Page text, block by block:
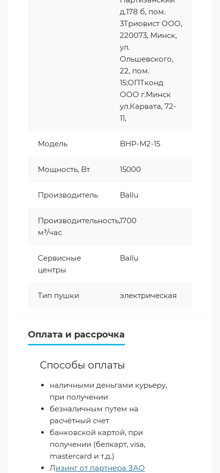
д.178 б, пом.
3Триовист ООО,
220073, Минск,
ул.
Ольшевского,
22, пом.
15;ОПТконд
ООО г.Минск
ул.Карвата, 72-
11,
Модель BHP-M2-15
Мощность, Вт 15000
Производитель Ballu
Производительность,
м³/час
1700
Сервисные
центры
Ballu
Тип пушки электрическая
Оплата и рассрочка
Способы оплаты
наличными деньгами курьеру,
при получении
безналичным путем на
расчётный счет
банковской картой, при
получении (белкарт, visa,
mastercard и т.д.)
Лизинг от партнера ЗАО